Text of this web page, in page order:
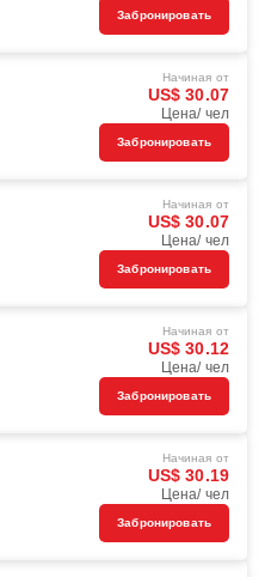
Забронировать
Начиная от
US$ 30.07
Цена/ чел
Забронировать
Начиная от
US$ 30.07
Цена/ чел
Забронировать
Начиная от
US$ 30.12
Цена/ чел
Забронировать
Начиная от
US$ 30.19
Цена/ чел
Забронировать